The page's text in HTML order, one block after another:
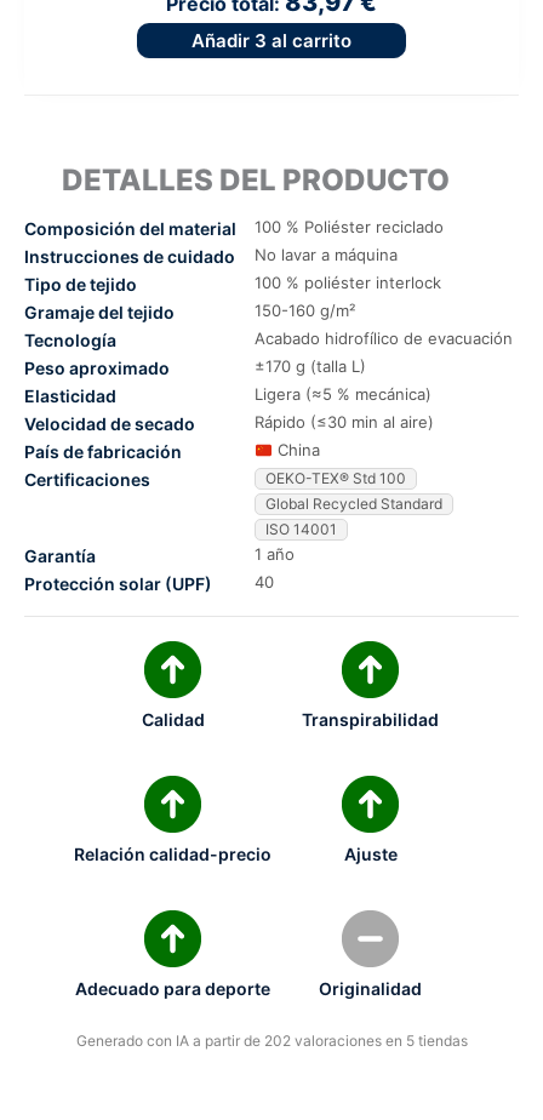
Añadir 3 al carrito
DETALLES DEL PRODUCTO
Composición del material 100 % Poliéster reciclado
Instrucciones de cuidado No lavar a máquina
Tipo de tejido 100 % poliéster interlock
Gramaje del tejido 150-160 g/m²
Tecnología Acabado hidrofílico de evacuación
Peso aproximado ±170 g (talla L)
Elasticidad Ligera (≈5 % mecánica)
Velocidad de secado Rápido (≤30 min al aire)
País de fabricación China
Certificaciones
OEKO-TEX® Std 100
Global Recycled Standard
ISO 14001
Garantía 1 año
Protección solar (UPF) 40
Calidad Transpirabilidad
Relación calidad-precio Ajuste
Adecuado para deporte Originalidad
Generado con IA a partir de 202 valoraciones en 5 tiendas